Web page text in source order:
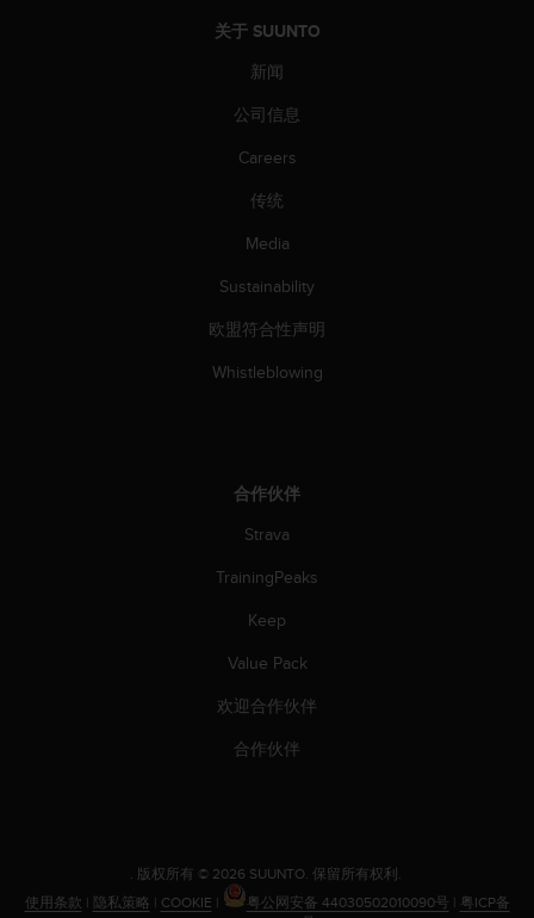
关于 SUUNTO
新闻
公司信息
Careers
传统
Media
Sustainability
欧盟符合性声明
Whistleblowing
合作伙伴
Strava
TrainingPeaks
Keep
Value Pack
欢迎合作伙伴
合作伙伴
. 版权所有 © 2026 SUUNTO. 保留所有权利.
使用条款 | 隐私策略 | COOKIE | 粤公网安备 44030502010090号 | 粤ICP备